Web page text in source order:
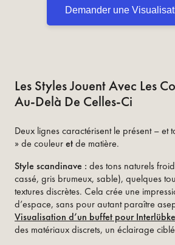
Demander une
Les Styles Jouent Avec Les
Au-Delà De Celles-Ci
Deux lignes caractérisent le présent – et
» de couleuretde matière.
Style scandinave : des tons naturels
cassé, gris brumeux, sable), quelques
textures discrètes. Cela crée une
d’espace, sans pour autant paraître
Visualisation d’un buffet pour Interlübke
des matériaux discrets, un éclairage